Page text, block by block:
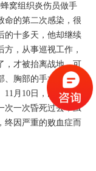
窝组织炎伤员做手
命的第二次感染，很
的十多天，他却继续
，从事巡视工作，
，才被抬离战地。可
、胸部的手术，必须
月10日，白求恩被
次一次昏死过去，虽
终因严重的败血症而